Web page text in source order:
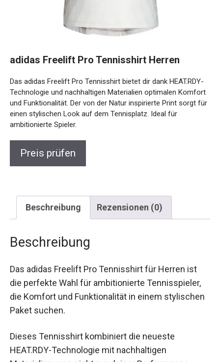
HEAT.RDY-Technologie und nachhaltigen Materialien
optimalen Komfort und Funktionalität. Der von der Natur
inspirierte Print sorgt für einen stylischen Look auf dem
Tennisplatz. Ideal für ambitionierte Spieler.
Beschreibung Rezensionen (0)
Beschreibung
die perfekte Wahl für ambitionierte Tennisspieler,
die Komfort und Funktionalität in einem
stylischen Paket suchen.
HEAT.RDY-Technologie mit nachhaltigen
Materialien, was nicht nur deiner Performance,